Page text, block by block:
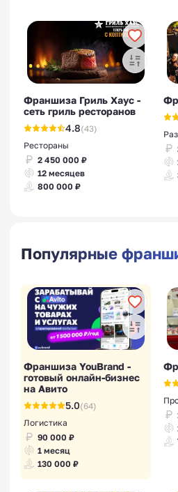
Франшиза Гриль Хаус -
сеть гриль ресторанов
4.8(43)
Рестораны
2 450 000 ₽
12 месяцев
800 000 ₽
Популярные
Франшиза YouBrand -
готовый онлайн-бизнес
на Авито
5.0(64)
Логистика
90 000 ₽
1 месяц
130 000 ₽